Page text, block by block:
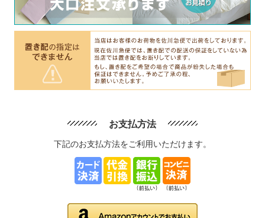
お支払方法
下記のお支払方法をご利用いただけます。